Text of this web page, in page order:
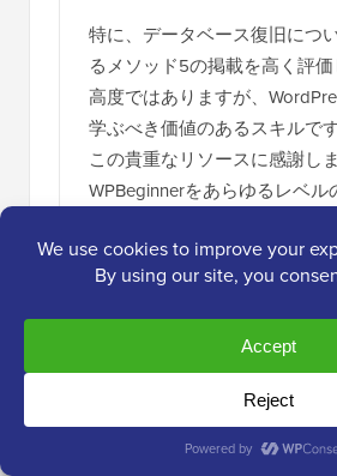
特に、データベース復旧につ
るメソッド5の掲載を高く評価
高度ではありますが、
学ぶべき価値のあるスキルです
この貴重なリソースに感謝しま
WPBeginnerをあらゆるレベル
のは、このような記事なので
返信する